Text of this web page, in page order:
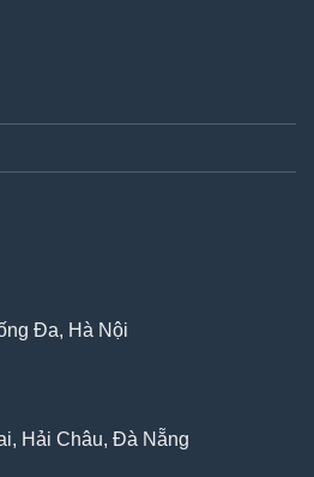
Đa, Hà Nội
Hải Châu, Đà Nẵng